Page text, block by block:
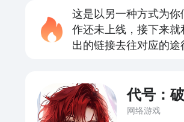
这是以另一种方式为
作还未上线，接下来
出的链接去往对应的途
代号：
网络游戏